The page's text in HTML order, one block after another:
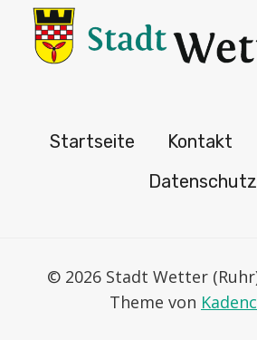
Startseite Kontakt
Datenschutz
© 2026 Stadt Wetter
Theme von